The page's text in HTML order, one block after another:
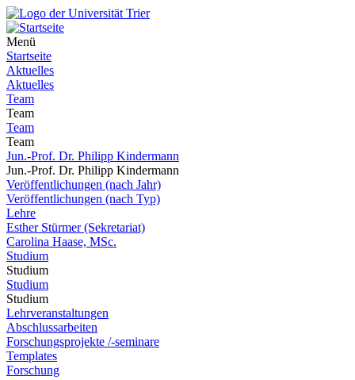
Menü
Startseite
Aktuelles
Aktuelles
Team
Team
Team
Team
Jun.-Prof. Dr. Philipp Kindermann
Jun.-Prof. Dr. Philipp Kindermann
Veröffentlichungen (nach Jahr)
Veröffentlichungen (nach Typ)
Lehre
Esther Stürmer (Sekretariat)
Carolina Haase, MSc.
Studium
Studium
Studium
Studium
Lehrveranstaltungen
Abschlussarbeiten
Forschungsprojekte /-seminare
Templates
Forschung